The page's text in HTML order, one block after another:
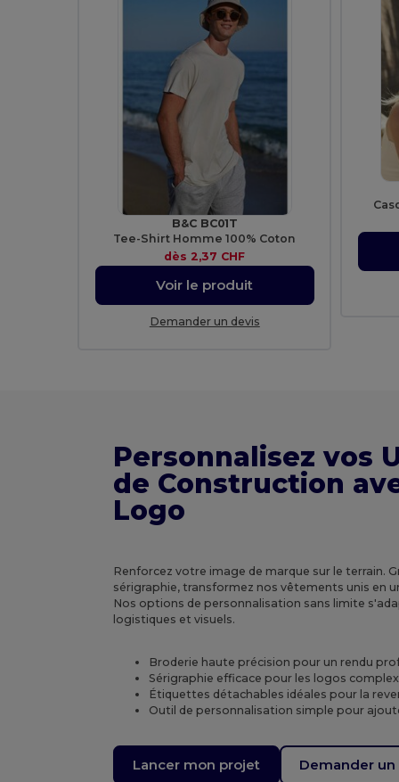
B&C BC01T
Tee-Shirt Homme 100% Coton
dès 2,37 CHF
Voir le produit
Demander un devis
Personnalisez vos
de Construction
Logo
Renforcez votre image de marque sur le terrain.
sérigraphie, transformez nos vêtements unis en
Nos options de personnalisation sans limite
logistiques et visuels.
Broderie haute précision pour un rendu
Sérigraphie efficace pour les logos
Étiquettes détachables idéales pour la
Outil de personnalisation simple pour
Lancer mon projet Demander